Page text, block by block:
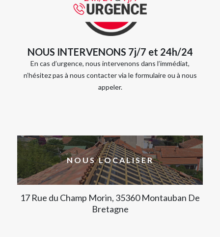
NOUS INTERVENONS 7j/7 et 24h/24
En cas d’urgence, nous intervenons dans l’immédiat,
n’hésitez pas à nous contacter via le formulaire ou à nous
appeler.
NOUS LOCALISER
17 Rue du Champ Morin, 35360 Montauban De
Bretagne